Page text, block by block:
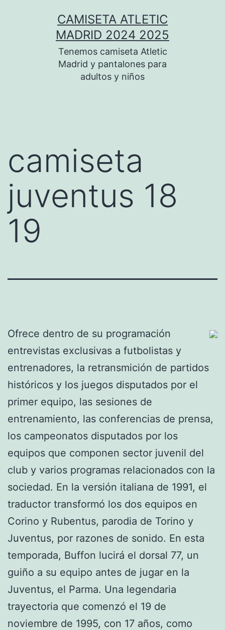
CAMISETA ATLETIC
MADRID 2024 2025
Tenemos camiseta Atletic
Madrid y pantalones para
adultos y niños
camiseta
juventus 18
19
Ofrece dentro de su programación
entrevistas exclusivas a futbolistas y
entrenadores, la retransmición de partidos
históricos y los juegos disputados por el
primer equipo, las sesiones de
entrenamiento, las conferencias de prensa,
los campeonatos disputados por los
equipos que componen sector juvenil del
club y varios programas relacionados con la
sociedad. En la versión italiana de 1991, el
traductor transformó los dos equipos en
Corino y Rubentus, parodia de Torino y
Juventus, por razones de sonido. En esta
temporada, Buffon lucirá el dorsal 77, un
guiño a su equipo antes de jugar en la
Juventus, el Parma. Una legendaria
trayectoria que comenzó el 19 de
noviembre de 1995, con 17 años, como